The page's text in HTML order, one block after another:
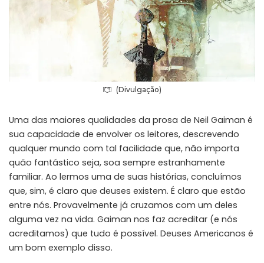
(Divulgação)
Uma das maiores qualidades da prosa de Neil Gaiman é
sua capacidade de envolver os leitores, descrevendo
qualquer mundo com tal facilidade que, não importa
quão fantástico seja, soa sempre estranhamente
familiar. Ao lermos uma de suas histórias, concluímos
que, sim, é claro que deuses existem. É claro que estão
entre nós. Provavelmente já cruzamos com um deles
alguma vez na vida. Gaiman nos faz acreditar (e nós
acreditamos) que tudo é possível. Deuses Americanos é
um bom exemplo disso.